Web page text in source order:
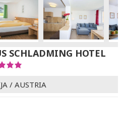
SCHLADMING HOTEL
/ AUSTRIA